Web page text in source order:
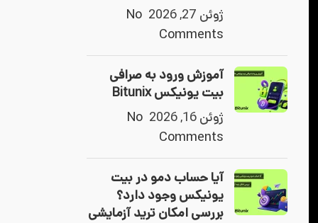
ژوئن 27, 2026
No
Comments
آموزش ورود به صرافی
بیت یونیکس Bitunix
ژوئن 16, 2026
No
Comments
آیا حساب دمو در بیت
یونیکس وجود دارد؟
بررسی امکان ترید آزمایشی